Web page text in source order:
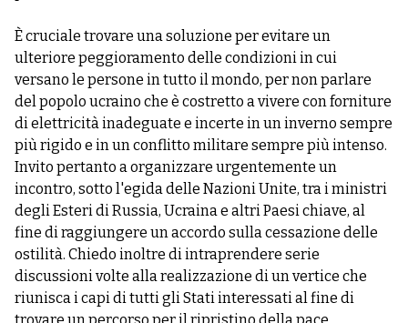
È cruciale trovare una soluzione per evitare un
ulteriore peggioramento delle condizioni in cui
versano le persone in tutto il mondo, per non parlare
del popolo ucraino che è costretto a vivere con forniture
di elettricità inadeguate e incerte in un inverno sempre
più rigido e in un conflitto militare sempre più intenso.
Invito pertanto a organizzare urgentemente un
incontro, sotto l'egida delle Nazioni Unite, tra i ministri
degli Esteri di Russia, Ucraina e altri Paesi chiave, al
fine di raggiungere un accordo sulla cessazione delle
ostilità. Chiedo inoltre di intraprendere serie
discussioni volte alla realizzazione di un vertice che
riunisca i capi di tutti gli Stati interessati al fine di